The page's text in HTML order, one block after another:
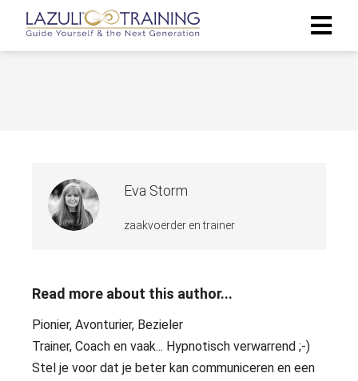
Eva Storm
zaakvoerder en trainer
Read more about this author...
Pionier, Avonturier, Bezieler
Trainer, Coach en vaak... Hypnotisch verwarrend ;-)
Stel je voor dat je beter kan communiceren en een